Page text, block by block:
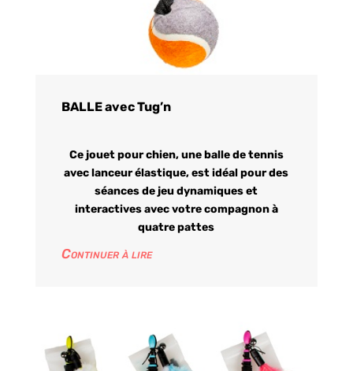
BALLE avec Tug’n
Ce jouet pour chien, une balle de tennis
avec lanceur élastique, est idéal pour des
séances de jeu dynamiques et
interactives avec votre compagnon à
quatre pattes
Continuer à lire